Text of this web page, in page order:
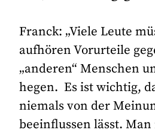
Franck: „Viele Leute
aufhören Vorurteile
„anderen“ Menschen
hegen. Es ist wichtig,
niemals von der
beeinflussen lässt. Man